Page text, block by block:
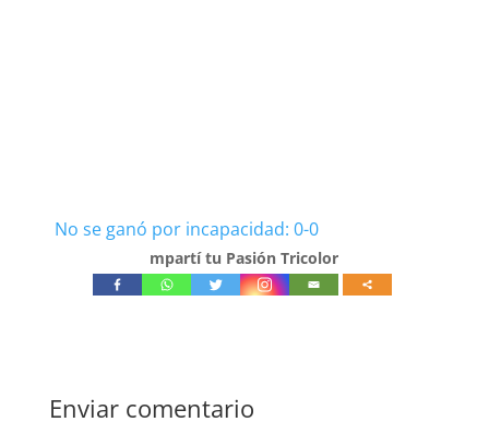
No se ganó por incapacidad: 0-0
mpartí tu Pasión Tricolor
Enviar comentario